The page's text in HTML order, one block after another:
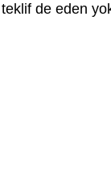
teklif de eden